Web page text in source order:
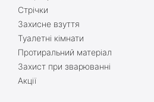
Стрічки
Захисне взуття
Туалетні кімнати
Протиральний матеріал
Захист при зварюванні
Акції